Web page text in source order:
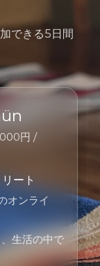
できる5日間
円 /
ート
オンライ
生活の中で